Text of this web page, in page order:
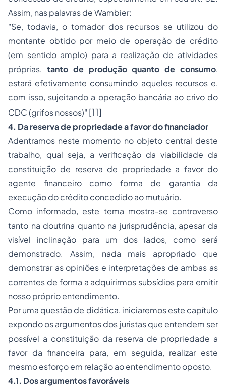
Assim, nas palavras de Wambier:
"Se, todavia, o tomador dos recursos se utilizou do
montante obtido por meio de operação de crédito
(em sentido amplo) para a realização de atividades
próprias, tanto de produção quanto de consumo,
estará efetivamente consumindo aqueles recursos e,
com isso, sujeitando a operação bancária ao crivo do
CDC (grifos nossos)" [11]
4. Da reserva de propriedade a favor do financiador
Adentramos neste momento no objeto central deste
trabalho, qual seja, a verificação da viabilidade da
constituição de reserva de propriedade a favor do
agente financeiro como forma de garantia da
execução do crédito concedido ao mutuário.
Como informado, este tema mostra-se controverso
tanto na doutrina quanto na jurisprudência, apesar da
visível inclinação para um dos lados, como será
demonstrado. Assim, nada mais apropriado que
demonstrar as opiniões e interpretações de ambas as
correntes de forma a adquirirmos subsídios para emitir
nosso próprio entendimento.
Por uma questão de didática, iniciaremos este capítulo
expondo os argumentos dos juristas que entendem ser
possível a constituição da reserva de propriedade a
favor da financeira para, em seguida, realizar este
mesmo esforço em relação ao entendimento oposto.
4.1. Dos argumentos favoráveis